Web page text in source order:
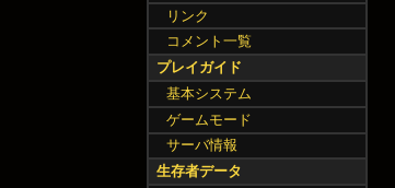
リンク
コメント一覧
プレイガイド
基本システム
ゲームモード
サーバ情報
生存者データ